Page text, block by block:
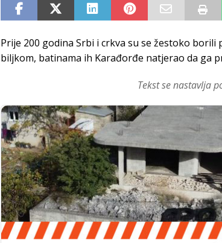
Prije 200 godina Srbi i crkva su se žestoko
biljkom, batinama ih Karađorđe natjerao da ga
Tekst se nastavlja